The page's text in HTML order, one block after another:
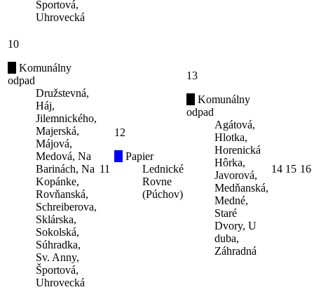
Športová,
Uhrovecká
10
Komunálny
odpad
Družstevná,
Háj,
Jilemnického,
Majerská,
Májová,
Medová, Na
Barinách, Na
Kopánke,
Rovňanská,
Schreiberova,
Sklárska,
Sokolská,
Súhradka,
Sv. Anny,
Športová,
Uhrovecká
11
12
Papier
Lednické
Rovne
(Púchov)
13
Komunálny
odpad
Agátová,
Hlotka,
Horenická
Hôrka,
Javorová,
Medňanská,
Medné,
Staré
Dvory, U
duba,
Záhradná
14 15 16